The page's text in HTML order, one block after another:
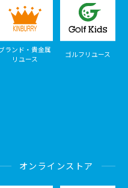
ランド・貴金属
リユース
ゴルフリユース
オンラインストア